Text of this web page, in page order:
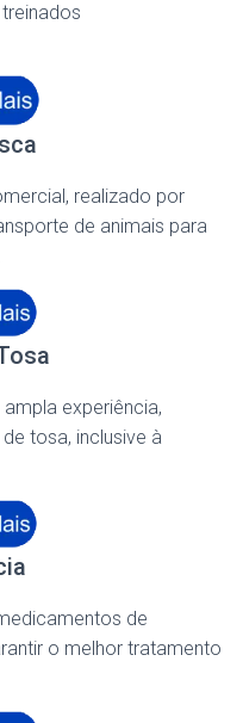
realizado por
de animais para
experiência,
tosa, inclusive à
de
o melhor tratamento